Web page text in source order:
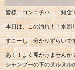
皆様、コンニチハ 知念
本日は、この汚れ！！水回
すこーし 分かりずらいで
あ！！よく見かけません
シャンプーの下のヌルヌル